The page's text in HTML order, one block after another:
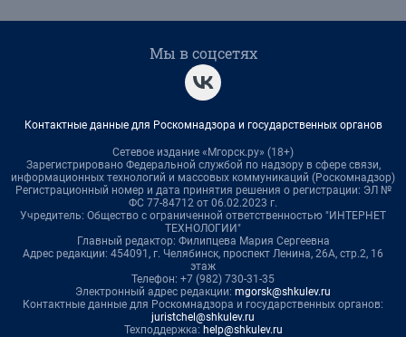
Мы в соцсетях
Контактные данные для Роскомнадзора и государственных органов
Сетевое издание «Мгорск.ру» (18+)
Зарегистрировано Федеральной службой по надзору в сфере связи,
информационных технологий и массовых коммуникаций (Роскомнадзор)
Регистрационный номер и дата принятия решения о регистрации: ЭЛ №
ФС 77-84712 от 06.02.2023 г.
Учредитель: Общество с ограниченной ответственностью "ИНТЕРНЕТ
ТЕХНОЛОГИИ"
Главный редактор: Филипцева Мария Сергеевна
Адрес редакции: 454091, г. Челябинск, проспект Ленина, 26А, стр.2, 16
этаж
Телефон: +7 (982) 730-31-35
Электронный адрес редакции: mgorsk@shkulev.ru
Контактные данные для Роскомнадзора и государственных органов:
juristchel@shkulev.ru
Техподдержка: help@shkulev.ru